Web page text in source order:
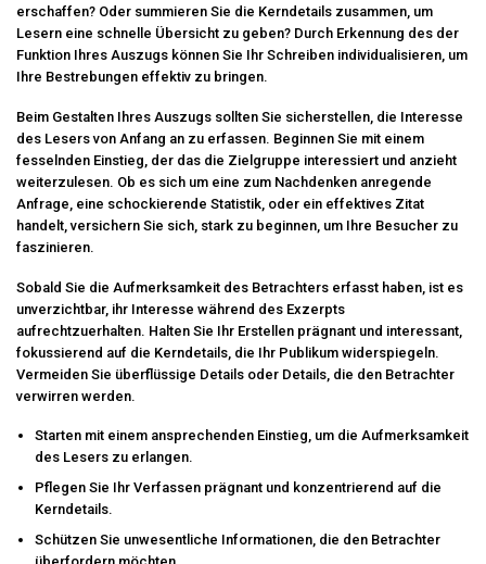
erschaffen? Oder summieren Sie die Kerndetails zusammen, um
Lesern eine schnelle Übersicht zu geben? Durch Erkennung des der
Funktion Ihres Auszugs können Sie Ihr Schreiben individualisieren, um
Ihre Bestrebungen effektiv zu bringen.
Beim Gestalten Ihres Auszugs sollten Sie sicherstellen, die Interesse
des Lesers von Anfang an zu erfassen. Beginnen Sie mit einem
fesselnden Einstieg, der das die Zielgruppe interessiert und anzieht
weiterzulesen. Ob es sich um eine zum Nachdenken anregende
Anfrage, eine schockierende Statistik, oder ein effektives Zitat
handelt, versichern Sie sich, stark zu beginnen, um Ihre Besucher zu
faszinieren.
Sobald Sie die Aufmerksamkeit des Betrachters erfasst haben, ist es
unverzichtbar, ihr Interesse während des Exzerpts
aufrechtzuerhalten. Halten Sie Ihr Erstellen prägnant und interessant,
fokussierend auf die Kerndetails, die Ihr Publikum widerspiegeln.
Vermeiden Sie überflüssige Details oder Details, die den Betrachter
verwirren werden.
Starten mit einem ansprechenden Einstieg, um die Aufmerksamkeit
des Lesers zu erlangen.
Pflegen Sie Ihr Verfassen prägnant und konzentrierend auf die
Kerndetails.
Schützen Sie unwesentliche Informationen, die den Betrachter